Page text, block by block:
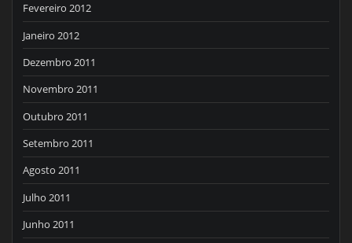
Fevereiro 2012
Janeiro 2012
Dezembro 2011
Novembro 2011
Outubro 2011
Setembro 2011
Agosto 2011
Julho 2011
Junho 2011